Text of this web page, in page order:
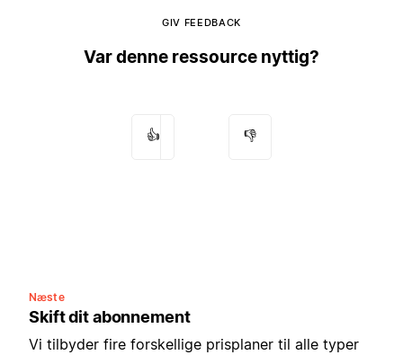
GIV FEEDBACK
Var denne ressource nyttig?
👍 👎
Næste
Skift dit abonnement
Vi tilbyder fire forskellige prisplaner til alle typer